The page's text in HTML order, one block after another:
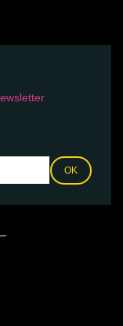
OK